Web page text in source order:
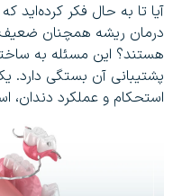
آیا تا به حال فکر کرده‌اید
درمان ریشه همچنان
هستند؟ این مسئله به
پشتیبانی آن بستگی دارد.
استحکام و عملکرد دندان،